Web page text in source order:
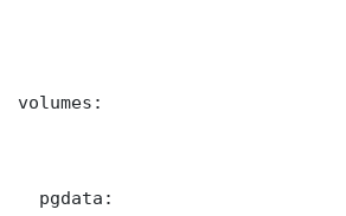
volumes:
  pgdata: